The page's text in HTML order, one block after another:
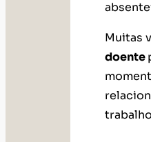
Muitas
doente